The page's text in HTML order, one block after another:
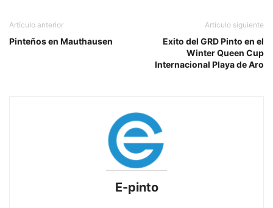
Artículo anterior
Pinteños en Mauthausen
Artículo siguiente
Exito del GRD Pinto en el
Winter Queen Cup
Internacional Playa de Aro
E-pinto